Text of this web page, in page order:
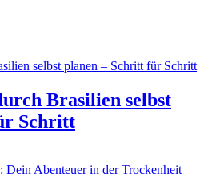
Brasilien selbst
Schritt